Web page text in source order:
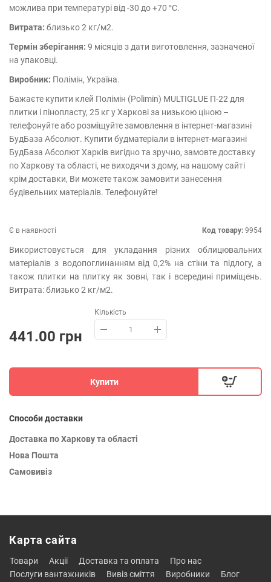
можлива при температурі від -30 до +70 °C.
Витрата: близько 2 кг/м2.
Термін зберігання: 9 місяців з дати виготовлення, зазначеної
на упаковці.
Виробник: Полімін, Україна.
Бажаєте купити клей Полімін (Polimin) MULTIGLUE П-22 для
плитки і пінопласту, 25 кг у Харкові за низькою ціною –
телефонуйте або розміщуйте замовлення в інтернет-магазині
БудБаза Абсолют. Купити будматеріали в інтернет-магазині
БудБаза Абсолют Харків вигідно та зручно, замовте доставку
по Харкову та області, не виходячи з дому, на нашому сайті
крім доставки, Ви можете також замовити занесення
будівельних матеріалів. Телефонуйте!
Є в наявності Код товару: 9954
Використовується для укладання різних облицювальних
матеріалів з водопоглинанням від 0,2% на стіни та підлогу, а
також плитки на плитку як зовні, так і всередині приміщень.
Витрата: близько 2 кг/м2.
441.00 грн
Кількість
Купити
Способи доставки
Доставка по Харкову та області
Нова Пошта
Самовивіз
Карта сайта
товари акції доставка та оплата
про нас
послуги вантажників
вивіз сміття виробники
блог